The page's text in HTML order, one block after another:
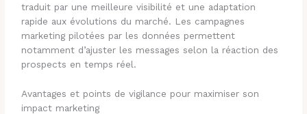
traduit par une meilleure visibilité et une adaptation
rapide aux évolutions du marché. Les campagnes
marketing pilotées par les données permettent
notamment d’ajuster les messages selon la réaction des
prospects en temps réel.
Avantages et points de vigilance pour maximiser son
impact marketing